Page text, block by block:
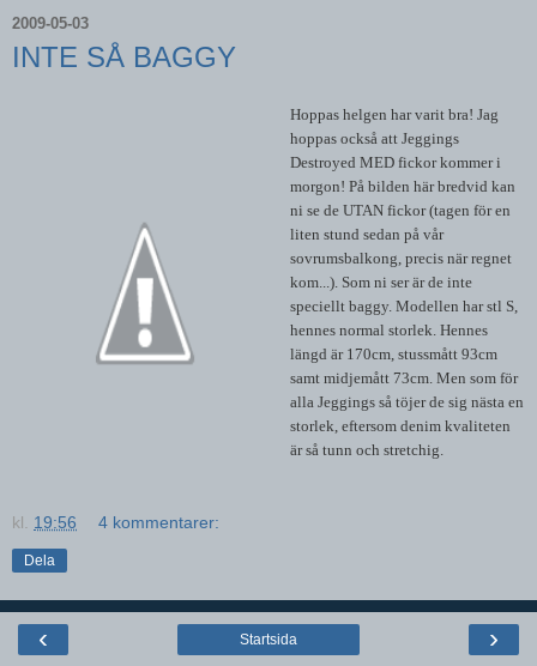
2009-05-03
INTE SÅ BAGGY
Hoppas helgen har varit bra! Jag
hoppas också att Jeggings
Destroyed MED fickor kommer i
morgon! På bilden här bredvid kan
ni se de UTAN fickor (tagen för en
liten stund sedan på vår
sovrumsbalkong, precis när regnet
kom...). Som ni ser är de inte
speciellt baggy. Modellen har stl S,
hennes normal storlek. Hennes
längd är 170cm, stussmått 93cm
samt midjemått 73cm. Men som för
alla Jeggings så töjer de sig nästa en
storlek, eftersom denim kvaliteten
är så tunn och stretchig.
kl. 19:56 4 kommentarer:
Dela
‹ ›
Startsida